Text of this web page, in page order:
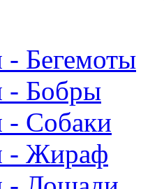
- Бегемоты
- Бобры
- Собаки
- Жираф